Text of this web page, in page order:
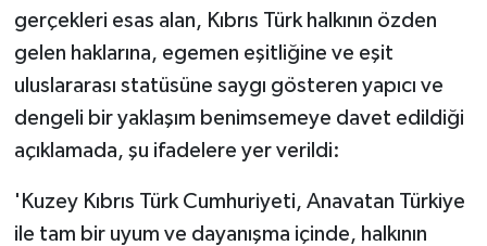
gerçekleri esas alan, Kıbrıs Türk halkının özden
gelen haklarına, egemen eşitliğine ve eşit
uluslararası statüsüne saygı gösteren yapıcı ve
dengeli bir yaklaşım benimsemeye davet edildiği
açıklamada, şu ifadelere yer verildi:
'Kuzey Kıbrıs Türk Cumhuriyeti, Anavatan Türkiye
ile tam bir uyum ve dayanışma içinde, halkının